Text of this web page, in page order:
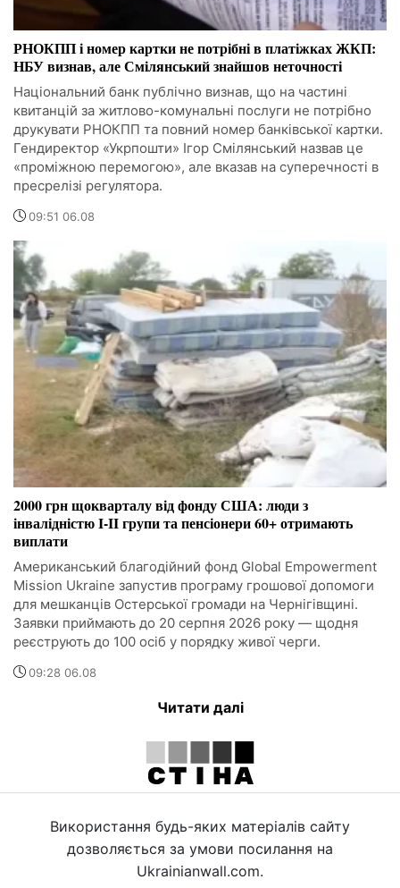
РНОКПП і номер картки не потрібні в платіжках ЖКП:
НБУ визнав, але Смілянський знайшов неточності
Національний банк публічно визнав, що на частині
квитанцій за житлово-комунальні послуги не потрібно
друкувати РНОКПП та повний номер банківської картки.
Гендиректор «Укрпошти» Ігор Смілянський назвав це
«проміжною перемогою», але вказав на суперечності в
пресрелізі регулятора.
09:51 06.08
2000 грн щокварталу від фонду США: люди з
інвалідністю I-II групи та пенсіонери 60+ отримають
виплати
Американський благодійний фонд Global Empowerment
Mission Ukraine запустив програму грошової допомоги
для мешканців Остерської громади на Чернігівщині.
Заявки приймають до 20 серпня 2026 року — щодня
реєструють до 100 осіб у порядку живої черги.
09:28 06.08
Читати далі
Використання будь-яких матеріалів сайту
дозволяється за умови посилання на
Ukrainianwall.com.